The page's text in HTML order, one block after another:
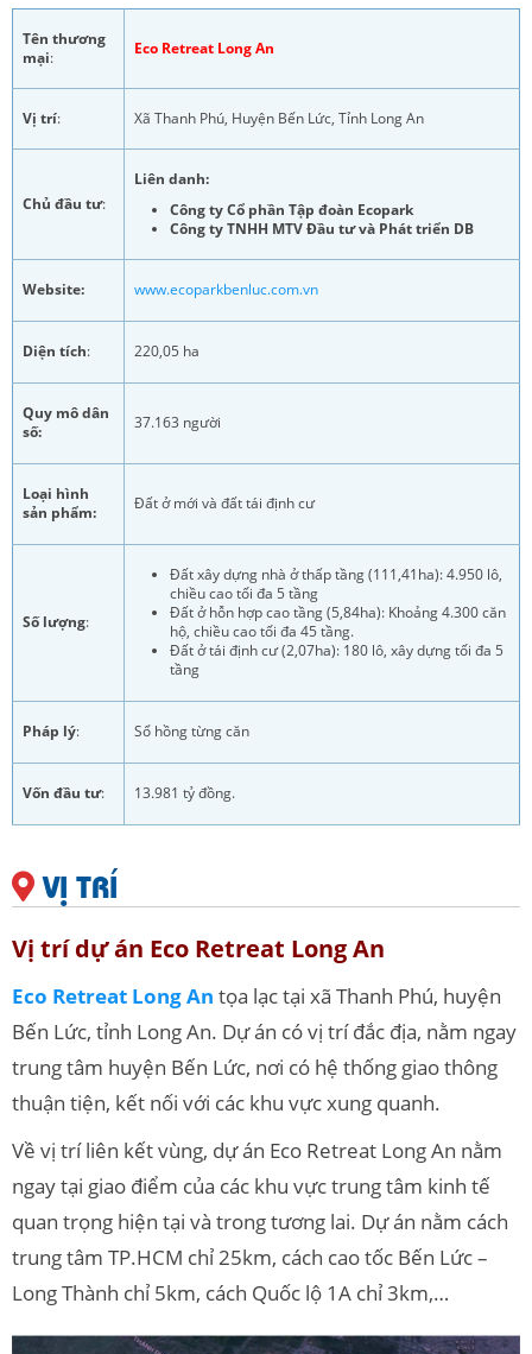
Tên thương
mại: Eco Retreat Long An
Vị trí: Xã Thanh Phú, Huyện Bến Lức, Tỉnh Long An
Chủ đầu tư:
Liên danh:
Công ty Cổ phần Tập đoàn Ecopark
Công ty TNHH MTV Đầu tư và Phát triển DB
Website: www.ecoparkbenluc.com.vn
Diện tích: 220,05 ha
Quy mô dân
số:
37.163 người
Loại hình
sản phẩm:
Đất ở mới và đất tái định cư
Số lượng:
Đất xây dựng nhà ở thấp tầng (111,41ha): 4.950 lô,
chiều cao tối đa 5 tầng
Đất ở hỗn hợp cao tầng (5,84ha): Khoảng 4.300 căn
hộ, chiều cao tối đa 45 tầng.
Đất ở tái định cư (2,07ha): 180 lô, xây dựng tối đa 5
tầng
Pháp lý: Sổ hồng từng căn
Vốn đầu tư: 13.981 tỷ đồng.
VỊ TRÍ
Vị trí dự án Eco Retreat Long An
Eco Retreat Long An tọa lạc tại xã Thanh Phú, huyện
Bến Lức, tỉnh Long An. Dự án có vị trí đắc địa, nằm ngay
trung tâm huyện Bến Lức, nơi có hệ thống giao thông
thuận tiện, kết nối với các khu vực xung quanh.
Về vị trí liên kết vùng, dự án Eco Retreat Long An nằm
ngay tại giao điểm của các khu vực trung tâm kinh tế
quan trọng hiện tại và trong tương lai. Dự án nằm cách
trung tâm TP.HCM chỉ 25km, cách cao tốc Bến Lức –
Long Thành chỉ 5km, cách Quốc lộ 1A chỉ 3km,…